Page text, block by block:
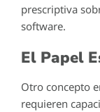
prescriptiva
software.
El Papel
Otro concepto
requieren